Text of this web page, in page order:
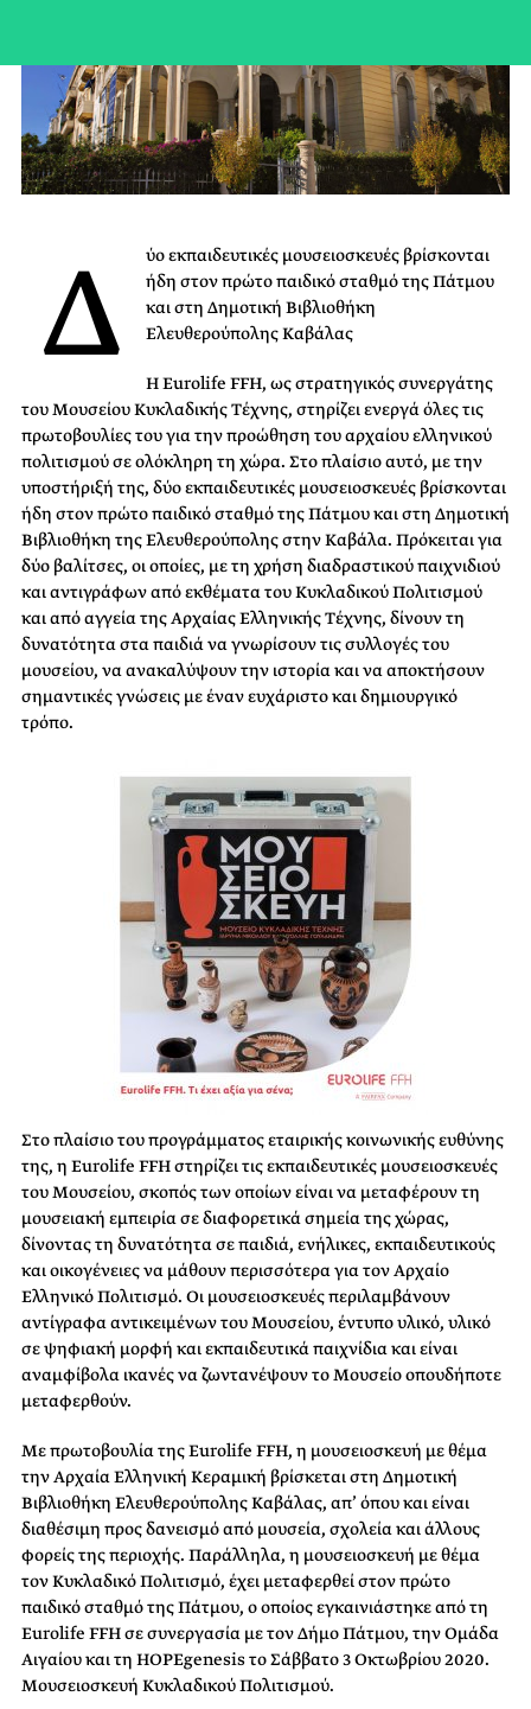
Δ
ύο εκπαιδευτικές μουσειοσκευές βρίσκονται
ήδη στον πρώτο παιδικό σταθμό της Πάτμου
και στη Δημοτική Βιβλιοθήκη
Ελευθερούπολης Καβάλας
Η Eurolife FFH, ως στρατηγικός συνεργάτης
του Μουσείου Κυκλαδικής Τέχνης, στηρίζει ενεργά όλες τις
πρωτοβουλίες του για την προώθηση του αρχαίου ελληνικού
πολιτισμού σε ολόκληρη τη χώρα. Στο πλαίσιο αυτό, με την
υποστήριξή της, δύο εκπαιδευτικές μουσειοσκευές βρίσκονται
ήδη στον πρώτο παιδικό σταθμό της Πάτμου και στη Δημοτική
Βιβλιοθήκη της Ελευθερούπολης στην Καβάλα. Πρόκειται για
δύο βαλίτσες, οι οποίες, με τη χρήση διαδραστικού παιχνιδιού
και αντιγράφων από εκθέματα του Κυκλαδικού Πολιτισμού
και από αγγεία της Αρχαίας Ελληνικής Τέχνης, δίνουν τη
δυνατότητα στα παιδιά να γνωρίσουν τις συλλογές του
μουσείου, να ανακαλύψουν την ιστορία και να αποκτήσουν
σημαντικές γνώσεις με έναν ευχάριστο και δημιουργικό
τρόπο.
Στο πλαίσιο του προγράμματος εταιρικής κοινωνικής ευθύνης
της, η Eurolife FFH στηρίζει τις εκπαιδευτικές μουσειοσκευές
του Μουσείου, σκοπός των οποίων είναι να μεταφέρουν τη
μουσειακή εμπειρία σε διαφορετικά σημεία της χώρας,
δίνοντας τη δυνατότητα σε παιδιά, ενήλικες, εκπαιδευτικούς
και οικογένειες να μάθουν περισσότερα για τον Αρχαίο
Ελληνικό Πολιτισμό. Οι μουσειοσκευές περιλαμβάνουν
αντίγραφα αντικειμένων του Μουσείου, έντυπο υλικό, υλικό
σε ψηφιακή μορφή και εκπαιδευτικά παιχνίδια και είναι
αναμφίβολα ικανές να ζωντανέψουν το Μουσείο οπουδήποτε
μεταφερθούν.
Με πρωτοβουλία της Eurolife FFH, η μουσειοσκευή με θέμα
την Αρχαία Ελληνική Κεραμική βρίσκεται στη Δημοτική
Βιβλιοθήκη Ελευθερούπολης Καβάλας, απ’ όπου και είναι
διαθέσιμη προς δανεισμό από μουσεία, σχολεία και άλλους
φορείς της περιοχής. Παράλληλα, η μουσειοσκευή με θέμα
τον Κυκλαδικό Πολιτισμό, έχει μεταφερθεί στον πρώτο
παιδικό σταθμό της Πάτμου, ο οποίος εγκαινιάστηκε από τη
Eurolife FFH σε συνεργασία με τον Δήμο Πάτμου, την Ομάδα
Αιγαίου και τη HOPEgenesis το Σάββατο 3 Οκτωβρίου 2020.
Μουσειοσκευή Κυκλαδικού Πολιτισμού.